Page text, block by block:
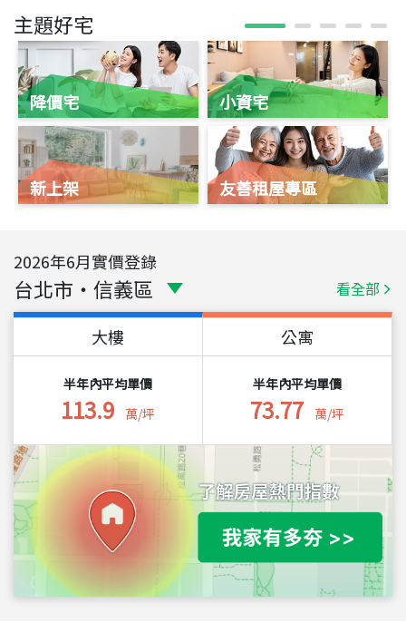
主題好宅
降價宅
新上架
小資宅
友善租屋專區
2026年6月實價登錄
台北市 ・ 信義區 看全部
大樓
半年內平均單價
113.9 萬/坪
公寓
半年內平均單價
73.77 萬/坪